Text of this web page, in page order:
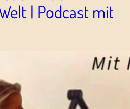
| Podcast mit